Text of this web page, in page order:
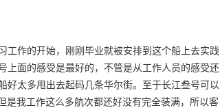
工作的开始，刚刚毕业就被安排到这个船上去实践
上面的感受是最好的，不管是从工作人员的感受还
好太多甩出去起码几条华尔街。至于长江叁号可以
我工作这么多航次都还好没有完全装满，所以客